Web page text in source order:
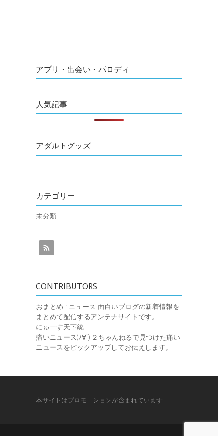
アプリ・出会い・パロディ
人気記事
アダルトグッズ
カテゴリー
未分類
CONTRIBUTORS
おまとめ : ニュース 面白いブログの新着情報を
まとめて配信するアンテナサイトです。
にゅーす天下統一
痛いニュース(ﾉ∀`) ２ちゃんねるで見つけた痛い
ニュースをピックアップしてお伝えします。
本サイトはプロモーションが含まれています